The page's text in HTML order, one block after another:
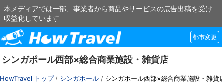
本メディアでは一部、事業者から商品やサービスの広告出稿を受け
収益化しています
都市変更
シンガポール西部×総合商業施設・雑貨店
HowTravel トップ/ シンガポール / シンガポール西部×総合商業施設・雑貨